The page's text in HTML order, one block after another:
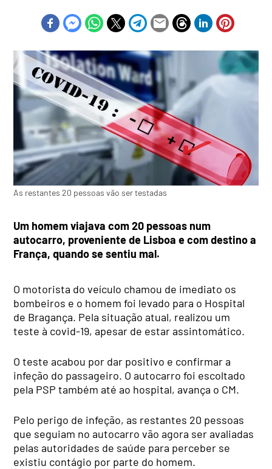
As restantes 20 pessoas vão ser testadas
Um homem viajava com 20 pessoas num
autocarro, proveniente de Lisboa e com destino a
França, quando se sentiu mal.
O motorista do veículo chamou de imediato os
bombeiros e o homem foi levado para o Hospital
de Bragança. Pela situação atual, realizou um
teste à covid-19, apesar de estar assintomático.
O teste acabou por dar positivo e confirmar a
infeção do passageiro. O autocarro foi escoltado
pela PSP também até ao hospital, avança o CM.
Pelo perigo de infeção, as restantes 20 pessoas
que seguiam no autocarro vão agora ser avaliadas
pelas autoridades de saúde para perceber se
existiu contágio por parte do homem.